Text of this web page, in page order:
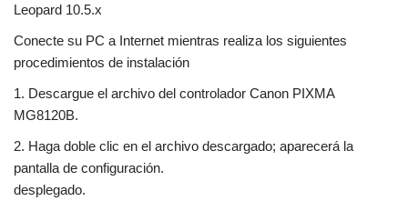
Leopard 10.5.x
Conecte su PC a Internet mientras realiza los siguientes
procedimientos de instalación
1. Descargue el archivo del controlador Canon PIXMA
MG8120B.
2. Haga doble clic en el archivo descargado; aparecerá la
pantalla de configuración.
desplegado.